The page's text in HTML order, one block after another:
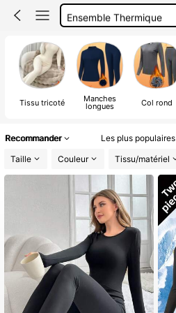
Ensemble Thermique
Thermique
Tissu tricoté Manches
longues Col rond
Recommander Les plus populaires
Taille
Couleur Tissu/matériel